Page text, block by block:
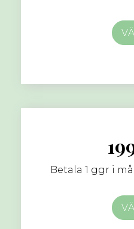
Betala 1 ggr i